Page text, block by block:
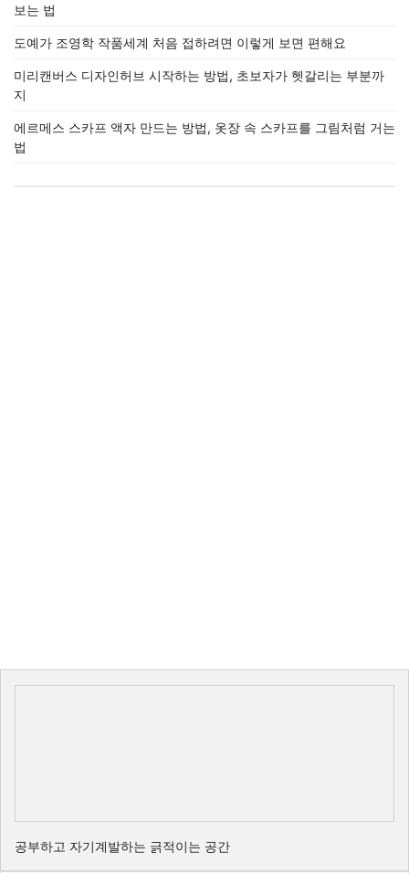
보는 법
도예가 조영학 작품세계 처음 접하려면 이렇게 보면 편해요
미리캔버스 디자인허브 시작하는 방법, 초보자가 헷갈리는 부분까
지
에르메스 스카프 액자 만드는 방법, 옷장 속 스카프를 그림처럼 거는
법
공부하고 자기계발하는 긁적이는 공간